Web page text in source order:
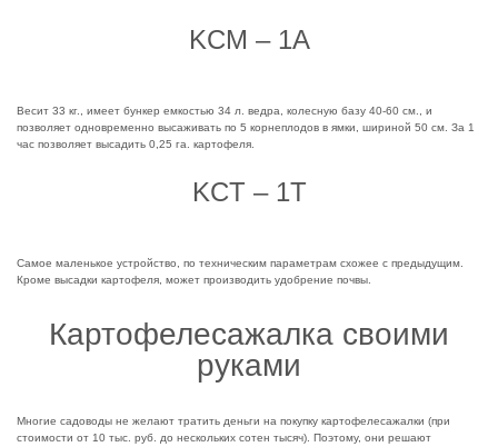
KCM – 1A
Весит 33 кг., имеет бункер емкостью 34 л. ведра, колесную базу 40-60 см., и
позволяет одновременно высаживать по 5 корнеплодов в ямки, шириной 50 см. За 1
час позволяет высадить 0,25 га. картофеля.
KCT – 1T
Самое маленькое устройство, по техническим параметрам схожее с предыдущим.
Кроме высадки картофеля, может производить удобрение почвы.
Картофелесажалка своими
руками
Многие садоводы не желают тратить деньги на покупку картофелесажалки (при
стоимости от 10 тыс. руб. до нескольких сотен тысяч). Поэтому, они решают